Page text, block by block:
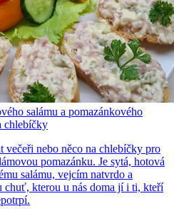
salámu a pomazánkového
chlebíčky
nebo něco na chlebíčky pro
pomazánku. Je sytá, hotová
salámu, vejcím natvrdo a
chuť, kterou u nás doma jí i ti, kteří